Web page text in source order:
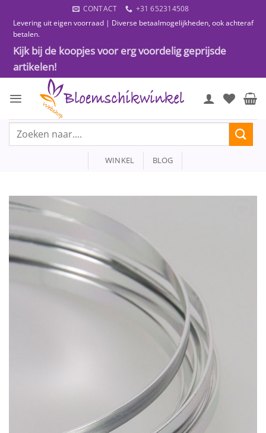
naar
inhoud
CONTACT
+31 652314508
Levering uit eigen voorraad | Diverse betaalmogelijkheden, ook achteraf
betalen.
Kijk bij de koopjes voor erg voordelig geprijsde
artikelen!
Zoeken
WINKEL BLOG